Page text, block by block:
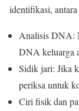
identifikasi,
Analisis DNA:
DNA keluarga
Sidik jari: Jika
periksa untuk
Ciri fisik dan